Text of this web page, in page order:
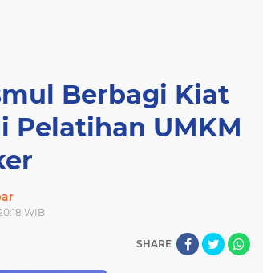
Berbagi Kiat
Pelatihan UMKM
WIB
SHARE